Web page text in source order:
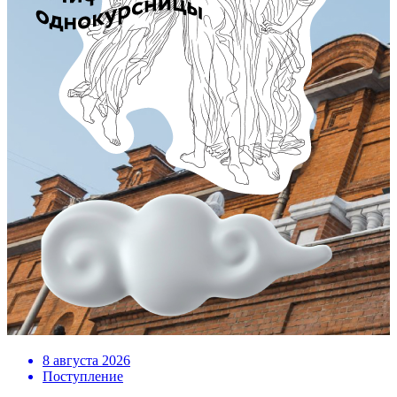
8 августа 2026
Поступление